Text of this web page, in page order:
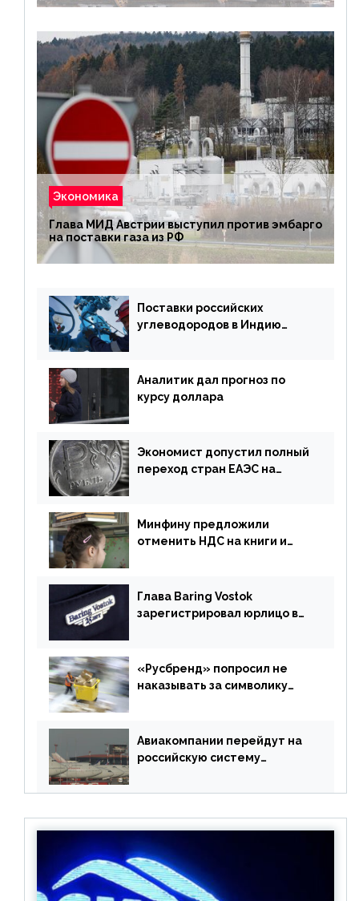
Экономика
Глава МИД Австрии выступил против эмбарго
на поставки газа из РФ
Поставки российских
углеводородов в Индию
Аналитик дал прогноз по
курсу доллара
Экономист допустил полный
переход стран ЕАЭС на
Минфину предложили
отменить НДС на книги и
Глава Baring Vostok
зарегистрировал юрлицо в
«Русбренд» попросил не
наказывать за символику
Авиакомпании перейдут на
российскую систему